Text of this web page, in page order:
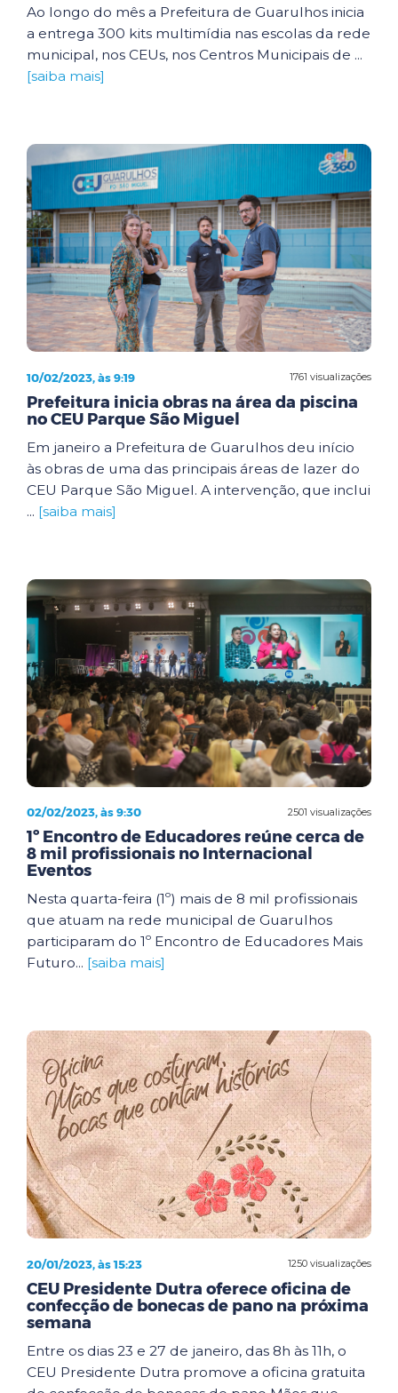
Ao longo do mês a Prefeitura de Guarulhos inicia
a entrega 300 kits multimídia nas escolas da rede
municipal, nos CEUs, nos Centros Municipais de ...
[saiba mais]
1761 visualizações
10/02/2023, às 9:19
Prefeitura inicia obras na área da piscina
no CEU Parque São Miguel
Em janeiro a Prefeitura de Guarulhos deu início
às obras de uma das principais áreas de lazer do
CEU Parque São Miguel. A intervenção, que inclui
... [saiba mais]
2501 visualizações
02/02/2023, às 9:30
1º Encontro de Educadores reúne cerca de
8 mil profissionais no Internacional
Eventos
Nesta quarta-feira (1º) mais de 8 mil profissionais
que atuam na rede municipal de Guarulhos
participaram do 1º Encontro de Educadores Mais
Futuro... [saiba mais]
1250 visualizações
20/01/2023, às 15:23
CEU Presidente Dutra oferece oficina de
confecção de bonecas de pano na próxima
semana
Entre os dias 23 e 27 de janeiro, das 8h às 11h, o
CEU Presidente Dutra promove a oficina gratuita